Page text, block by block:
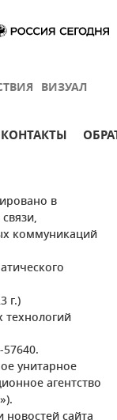
ВИЗУАЛ
КОНТАКТЫ
в
коммуникаций
г.)
унитарное
агентство